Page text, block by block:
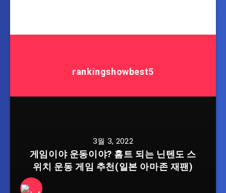
rankingshowbest5
3월 3, 2022
게임이야 운동이야? 홈트 되는 닌텐도 스
위치 운동 게임 추천(일본 아마존 재팬)